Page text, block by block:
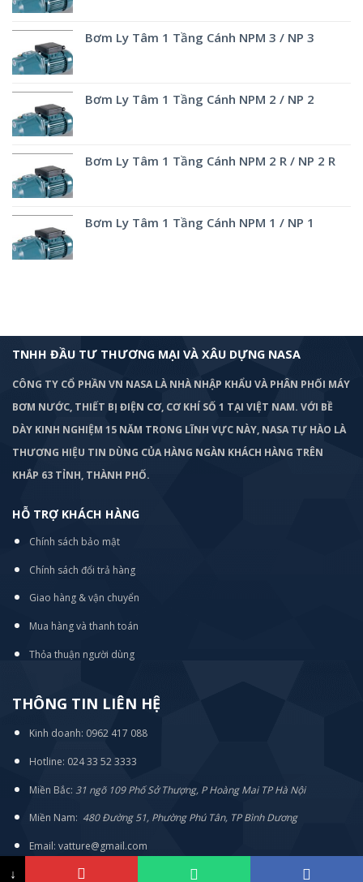
Bơm Ly Tâm 1 Tầng Cánh NPM 3 / NP 3
Bơm Ly Tâm 1 Tầng Cánh NPM 2 / NP 2
Bơm Ly Tâm 1 Tầng Cánh NPM 2 R / NP 2 R
Bơm Ly Tâm 1 Tầng Cánh NPM 1 / NP 1
TNHH ĐẦU TƯ THƯƠNG MẠI VÀ XÂU DỰNG NASA
CÔNG TY CỔ PHẦN VN NASA LÀ NHÀ NHẬP KHẨU VÀ PHÂN PHỐI MÁY
BƠM NƯỚC, THIẾT BỊ ĐIỆN CƠ, CƠ KHÍ SỐ 1 TẠI VIỆT NAM. VỚI BỀ
DÀY KINH NGHIỆM 15 NĂM TRONG LĨNH VỰC NÀY, NASA TỰ HÀO LÀ
THƯƠNG HIỆU TIN DÙNG CỦA HÀNG NGÀN KHÁCH HÀNG TRÊN
KHẮP 63 TỈNH, THÀNH PHỐ.
HỖ TRỢ KHÁCH HÀNG
Chính sách bảo mật
Chính sách đổi trả hàng
Giao hàng & vận chuyển
Mua hàng và thanh toán
Thỏa thuận người dùng
THÔNG TIN LIÊN HỆ
Kinh doanh: 0962 417 088
Hotline: 024 33 52 3333
Miền Bắc: 31 ngõ 109 Phố Sở Thượng, P Hoàng Mai TP Hà Nội
Miền Nam: 480 Đường 51, Phường Phú Tân, TP Bình Dương
Email: vatture@gmail.com
↓